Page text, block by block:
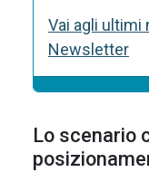
Vai agli ultimi
Newsletter
Lo scenario